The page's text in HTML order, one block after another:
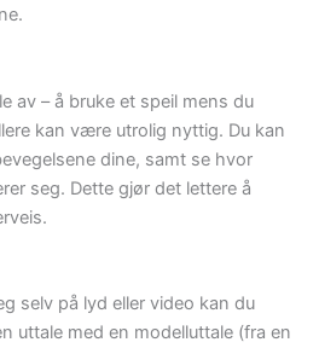
av – å bruke et speil mens du
kan være utrolig nyttig. Du kan
dine, samt se hvor
seg. Dette gjør det lettere å
selv på lyd eller video kan du
uttale med en modelluttale (fra en